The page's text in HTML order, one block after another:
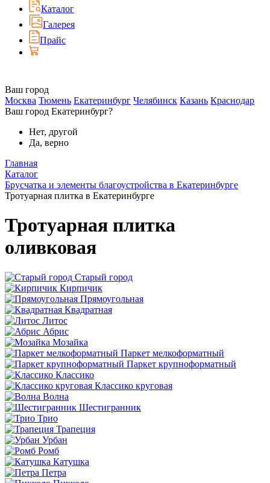
Каталог
Галерея
Прайс
Ваш город
Москва Тюмень Екатеринбург Челябинск Казань Краснодар
Ваш город Екатеринбург?
Нет, другой
Да, верно
Главная
Каталог
Брусчатка и элементы благоустройства в Екатеринбурге
Тротуарная плитка в Екатеринбурге
Тротуарная плитка
оливковая
Старый город
Кирпичик
Прямоугольная
Квадратная
Литос
Абрис
Мозайка
Паркет мелкоформатный
Паркет крупноформатный
Классико
Классико круговая
Волна
Шестигранник
Трио
Трапеция
Урбан
Ромб
Катушка
Петра